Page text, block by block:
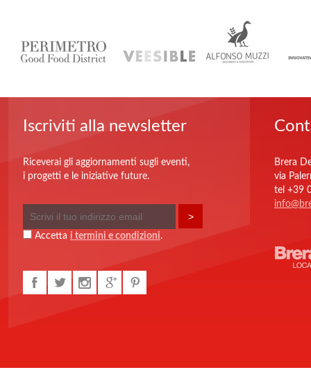
Iscriviti alla newsletter
Riceverai gli aggiornamenti sugli eventi,
i progetti e le iniziative future.
Accetta i termini e condizioni.
Brera
via
tel +39